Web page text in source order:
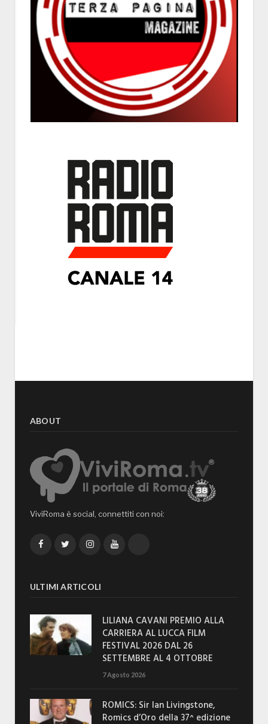
ABOUT
ViviRoma è social, connettiti con noi:
FacebookTwitterInstagramYouTube
ULTIMI ARTICOLI
LILIANA CAVANI PREMIO ALLA
CARRIERA AL LUCCA FILM
FESTIVAL 2026 DAL 26
SETTEMBRE AL 4 OTTOBRE
7 Agosto 2026
ROMICS: Sir Ian Livingstone,
Romics d’Oro della 37^ edizione